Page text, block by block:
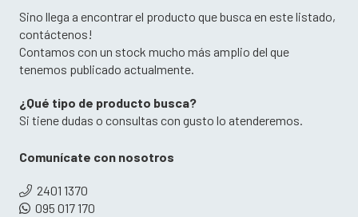
Sino llega a encontrar el producto que busca en este listado,
contáctenos!
Contamos con un stock mucho más amplio del que
tenemos publicado actualmente.
¿Qué tipo de producto busca?
Si tiene dudas o consultas con gusto lo atenderemos.
Comunícate con nosotros
2401 1370
095 017 170